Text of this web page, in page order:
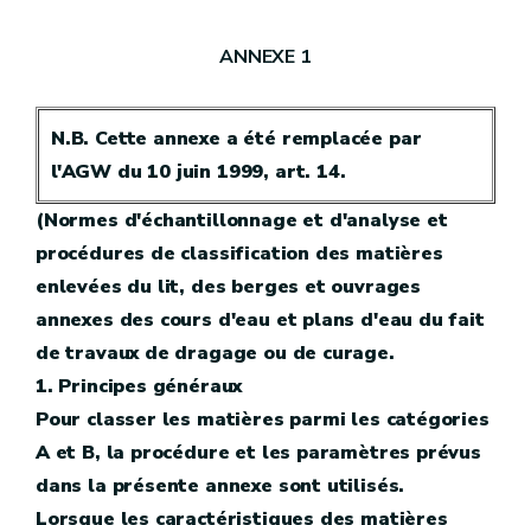
ANNEXE 1
N.B. Cette annexe a été remplacée par
l'AGW du 10 juin 1999, art. 14.
(Normes d'échantillonnage et d'analyse et
procédures de classification des matières
enlevées du lit, des berges et ouvrages
annexes des cours d'eau et plans d'eau du fait
de travaux de dragage ou de curage.
1. Principes généraux
Pour classer les matières parmi les catégories
A et B, la procédure et les paramètres prévus
dans la présente annexe sont utilisés.
Lorsque les caractéristiques des matières